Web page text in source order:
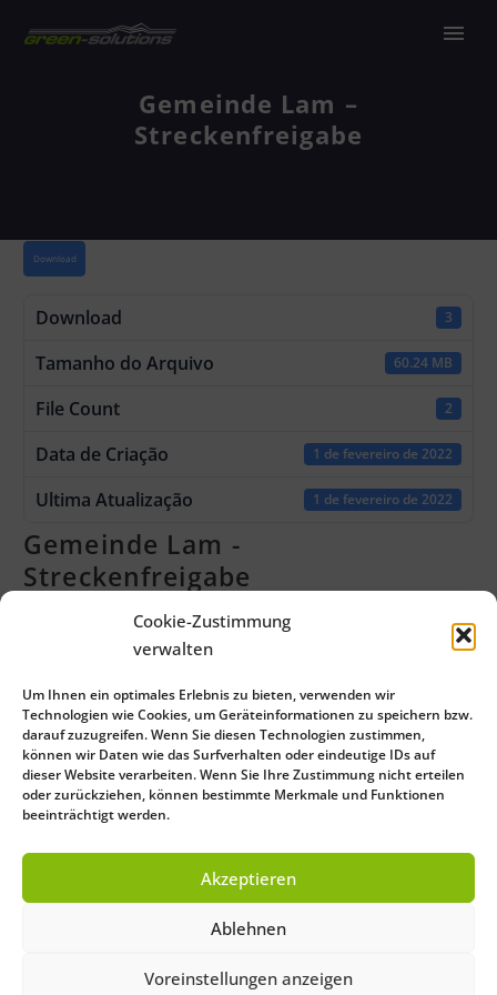
Cookie-Zustimmung
verwalten
Um Ihnen ein optimales Erlebnis zu bieten, verwenden wir
Technologien wie Cookies, um Geräteinformationen zu speichern bzw.
darauf zuzugreifen. Wenn Sie diesen Technologien zustimmen,
können wir Daten wie das Surfverhalten oder eindeutige IDs auf
dieser Website verarbeiten. Wenn Sie Ihre Zustimmung nicht erteilen
oder zurückziehen, können bestimmte Merkmale und Funktionen
beeinträchtigt werden.
Akzeptieren
Ablehnen
Voreinstellungen anzeigen
Gemeinde Lam –
Streckenfreigabe
Download
Download 3
Tamanho do Arquivo 60.24 MB
File Count 2
Data de Criação 1 de fevereiro de 2022
Ultima Atualização 1 de fevereiro de 2022
Gemeinde Lam -
Streckenfreigabe
Gemeinde_Lam_Alltagsradwege.pdf
0 KB